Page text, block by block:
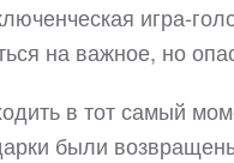
игра-
на важное, но
в тот самый
были